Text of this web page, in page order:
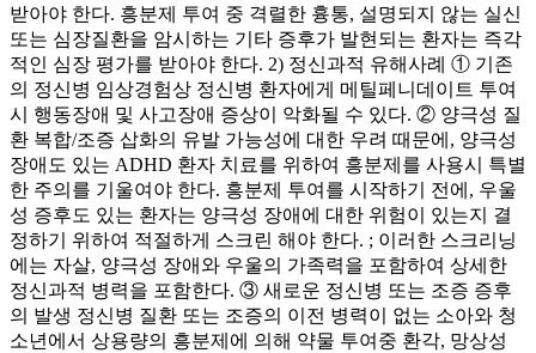
받아야 한다. 흥분제 투여 중 격렬한 흉통, 설명되지 않는 실신
또는 심장질환을 암시하는 기타 증후가 발현되는 환자는 즉각
적인 심장 평가를 받아야 한다. 2) 정신과적 유해사례 ① 기존
의 정신병 임상경험상 정신병 환자에게 메틸페니데이트 투여
시 행동장애 및 사고장애 증상이 악화될 수 있다. ② 양극성 질
환 복합/조증 삽화의 유발 가능성에 대한 우려 때문에, 양극성
장애도 있는 ADHD 환자 치료를 위하여 흥분제를 사용시 특별
한 주의를 기울여야 한다. 흥분제 투여를 시작하기 전에, 우울
성 증후도 있는 환자는 양극성 장애에 대한 위험이 있는지 결
정하기 위하여 적절하게 스크린 해야 한다. ; 이러한 스크리닝
에는 자살, 양극성 장애와 우울의 가족력을 포함하여 상세한
정신과적 병력을 포함한다. ③ 새로운 정신병 또는 조증 증후
의 발생 정신병 질환 또는 조증의 이전 병력이 없는 소아와 청
소년에서 상용량의 흥분제에 의해 약물 투여중 환각, 망상성